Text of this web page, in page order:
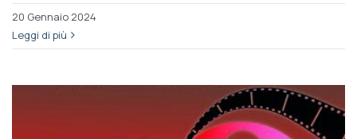
20 Gennaio 2024
Leggi di più